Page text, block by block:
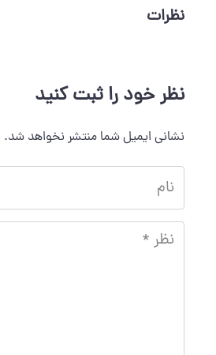
نظرات
نظر خود را ثبت کنید
نشانی ایمیل شما منتشر نخواهد شد.